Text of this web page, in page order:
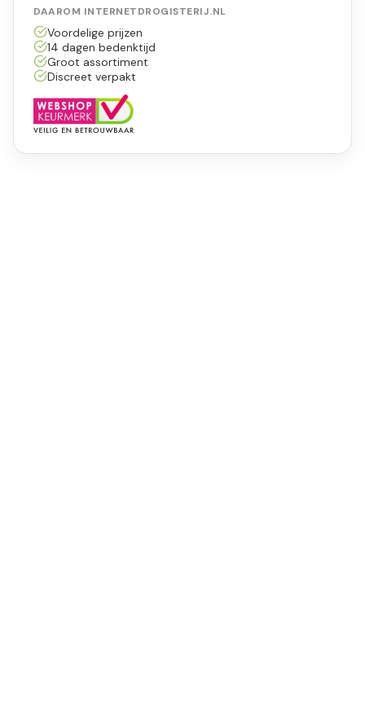
DAAROM INTERNETDROGISTERIJ.NL
Voordelige prijzen
14 dagen bedenktijd
Groot assortiment
Discreet verpakt